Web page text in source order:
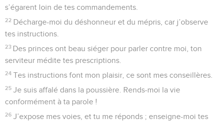
s’égarent loin de tes commandements.
22 Décharge-moi du déshonneur et du mépris, car j’observe
tes instructions.
23 Des princes ont beau siéger pour parler contre moi, ton
serviteur médite tes prescriptions.
24 Tes instructions font mon plaisir, ce sont mes conseillères.
25 Je suis affalé dans la poussière. Rends-moi la vie
conformément à ta parole !
26 J’expose mes voies, et tu me réponds ; enseigne-moi tes